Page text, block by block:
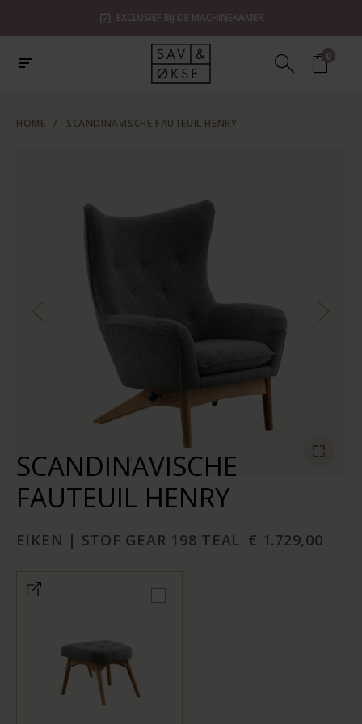
EXCLUSIEF BIJ DE MACHINEKAMER
0
HOME / SCANDINAVISCHE FAUTEUIL HENRY
SCANDINAVISCHE
FAUTEUIL HENRY
EIKEN | STOF GEAR 198 TEAL € 1.729,00